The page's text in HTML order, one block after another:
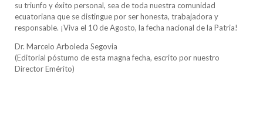
su triunfo y éxito personal, sea de toda nuestra comunidad
ecuatoriana que se distingue por ser honesta, trabajadora y
responsable. ¡Viva el 10 de Agosto, la fecha nacional de la Patria!
Dr. Marcelo Arboleda Segovia
(Editorial póstumo de esta magna fecha, escrito por nuestro
Director Emérito)